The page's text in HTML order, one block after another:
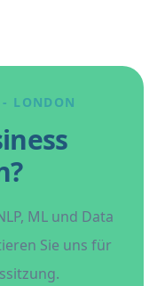
- LONDON
ML und Data
Sie uns für